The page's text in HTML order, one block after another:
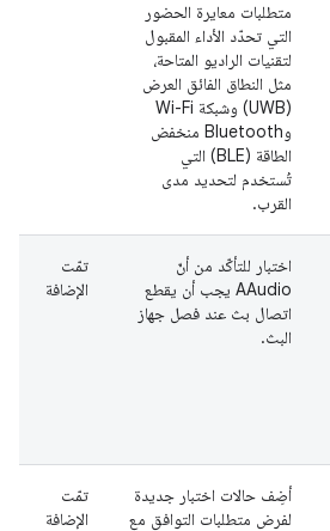
متطلبات معايرة الحضور
التي تحدّد الأداء المقبول
لتقنيات الراديو المتاحة،
مثل النطاق الفائق العرض
(UWB) وشبكة Wi-Fi
وBluetooth منخفض
الطاقة (BLE) التي
تُستخدم لتحديد مدى
القرب.
اختبار للتأكّد من أنّ
AAudio يجب أن يقطع
اتصال بث عند فصل جهاز
البث.
تمّت
الإضافة
أضِف حالات اختبار جديدة
لفرض متطلبات التوافق مع
تمّت
الإضافة